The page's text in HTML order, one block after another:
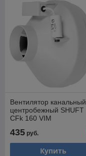
Вентилятор канальный
центробежный SHUFT
CFk 160 VIM
435 руб.
Купить